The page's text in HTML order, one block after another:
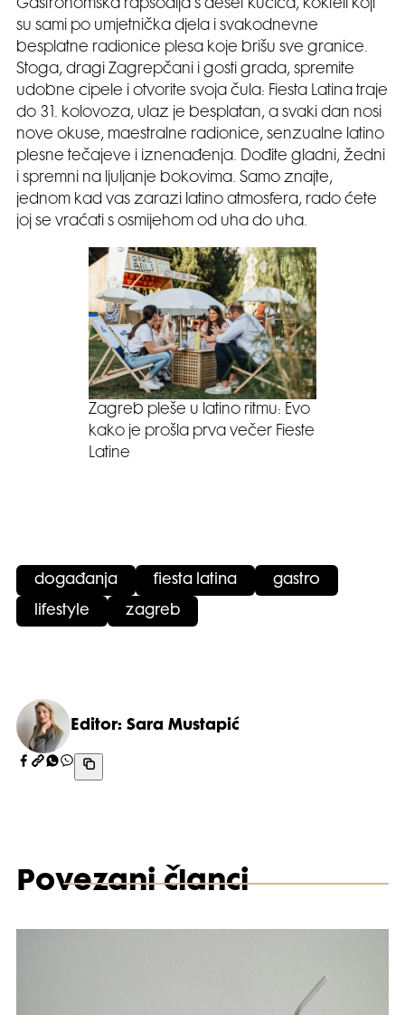
Gastronomska rapsodija s deset kućica, kokteli koji
su sami po umjetnička djela i svakodnevne
besplatne radionice plesa koje brišu sve granice.
Stoga, dragi Zagrepčani i gosti grada, spremite
udobne cipele i otvorite svoja čula: Fiesta Latina traje
do 31. kolovoza, ulaz je besplatan, a svaki dan nosi
nove okuse, maestralne radionice, senzualne latino
plesne tečajeve i iznenađenja. Dođite gladni, žedni
i spremni na ljuljanje bokovima. Samo znajte,
jednom kad vas zarazi latino atmosfera, rado ćete
joj se vraćati s osmijehom od uha do uha.
Zagreb pleše u latino ritmu: Evo
kako je prošla prva večer Fieste
Latine
događanja fiesta latina gastro
lifestyle zagreb
Editor: Sara Mustapić
Povezani članci